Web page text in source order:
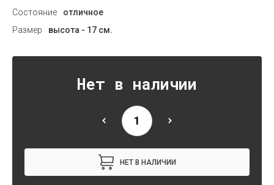
Состояние
отличное
Размер
высота - 17 см.
Нет в наличии
НЕТ В НАЛИЧИИ